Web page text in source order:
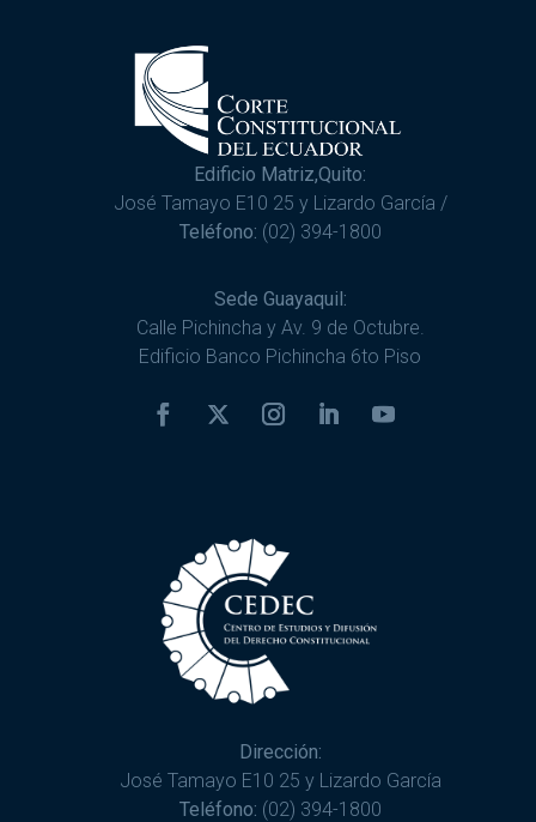
Edificio Matriz,Quito:
José Tamayo E10 25 y Lizardo García /
Teléfono: (02) 394-1800
Sede Guayaquil:
Calle Pichincha y Av. 9 de Octubre.
Edificio Banco Pichincha 6to Piso
Dirección:
José Tamayo E10 25 y Lizardo García
Teléfono: (02) 394-1800